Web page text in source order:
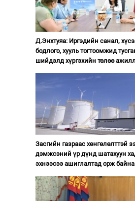
Д.Энхтуяа: Иргэдийн санал,
бодлого, хууль тогтоомжид
шийдэлд хүргэхийн төлөө
Засгийн газраас хөнгөлөлттэй
дэмжсэний үр дүнд шатахуун
эхнээсээ ашиглалтад орж байна